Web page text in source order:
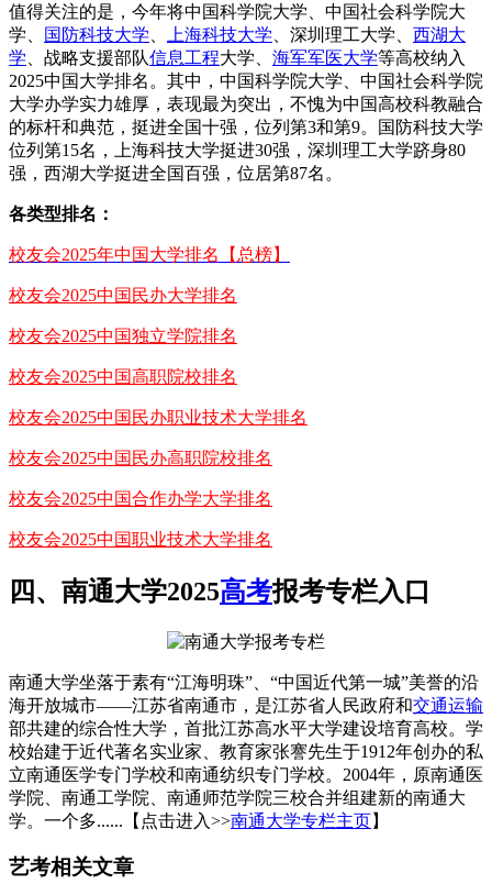
值得关注的是，今年将中国科学院大学、中国社会科学院大
学、
国防科技大学 上海科技大学 、深圳理工大学、 西湖大
学 、战略支援部队信息工程大学、 海军军医大学等高校纳入
2025中国大学排名。其中，中国科学院大学、中国社会科学院
大学办学实力雄厚，表现最为突出，不愧为中国高校科教融合
的标杆和典范，挺进全国十强，位列第3和第9。国防科技大学
位列第15名，上海科技大学挺进30强，深圳理工大学跻身80
强，西湖大学挺进全国百强，位居第87名。
各类型排名：
校友会2025年中国大学排名【总榜】
校友会2025中国民办大学排名
校友会2025中国独立学院排名
校友会2025中国高职院校排名
校友会2025中国民办职业技术大学排名
校友会2025中国民办高职院校排名
校友会2025中国合作办学大学排名
校友会2025中国职业技术大学排名
四、南通大学2025高考报考专栏入口
南通大学坐落于素有“江海明珠”、“中国近代第一城”美誉的沿
海开放城市——江苏省南通市，是江苏省人民政府和交通运输
部共建的综合性大学，首批江苏高水平大学建设培育高校。学
校始建于近代著名实业家、教育家张謇先生于1912年创办的私
立南通医学专门学校和南通纺织专门学校。2004年，原南通医
学院、南通工学院、南通师范学院三校合并组建新的南通大
学。一个多......【点击进入>>南通大学专栏主页】
艺考相关文章